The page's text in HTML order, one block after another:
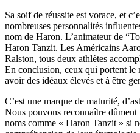
Sa soif de réussite est vorace, et
nombreuses personnalités
nom de Haron. L’animateur de
Haron Tanzit. Les Américains
Ralston, tous deux athlètes
En conclusion, ceux qui portent le
avoir des idéaux élevés et à être
C’est une marque de maturité,
Nous pouvons reconnaître
noms comme « Haron Tanzit » si